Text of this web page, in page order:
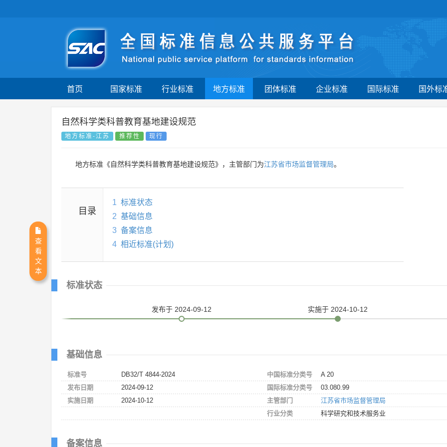
首页 国家标准 行业标准 地方标准 团体标准 企业标准 国际标准 国外标
自然科学类科普教育基地建设规范
地方标准-江苏 推荐性 现行
地方标准《自然科学类科普教育基地建设规范》，主管部门为江苏省市场监督管理局。
目录
1 标准状态
2 基础信息
3 备案信息
4 相近标准(计划)
标准状态
发布于 2024-09-12 实施于 2024-10-12
基础信息
标准号
DB32/T 4844-2024
发布日期
2024-09-12
实施日期
2024-10-12
中国标准分类号
A 20
国际标准分类号
03.080.99
主管部门
江苏省市场监督管理局
行业分类
科学研究和技术服务业
备案信息
查
看
文
本